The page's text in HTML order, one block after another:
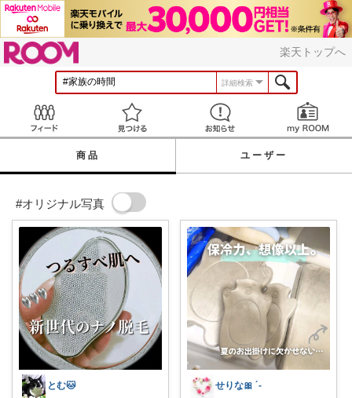
楽天トップへ
詳細検索
見つける お知らせ
商品 ユーザー
#オリジナル写真
とむ🐱 せりな🎀 ´-